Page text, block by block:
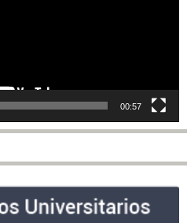
00:57